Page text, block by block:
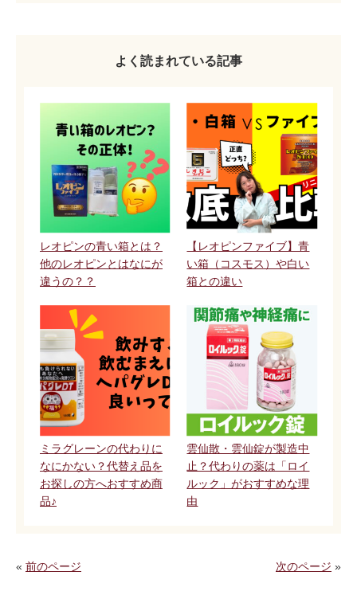
よく読まれている記事
レオピンの青い箱とは？
他のレオピンとはなにが
違うの？？
【レオピンファイブ】青
い箱（コスモス）や白い
箱との違い
ミラグレーンの代わりに
なにかない？代替え品を
お探しの方へおすすめ商
品♪
雲仙散・雲仙錠が製造中
止？代わりの薬は「ロイ
ルック」がおすすめな理
由
« 前のページ 次のページ »